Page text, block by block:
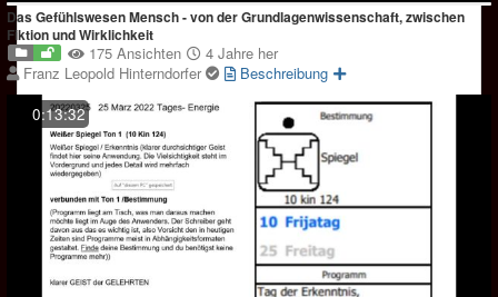
Das Gefühlswesen Mensch - von der Grundlagenwissenschaft, zwischen
Fiktion und Wirklichkeit
175 Ansichten
4 Jahre her
Franz Leopold Hinterndorfer
Beschreibung
0:13:32